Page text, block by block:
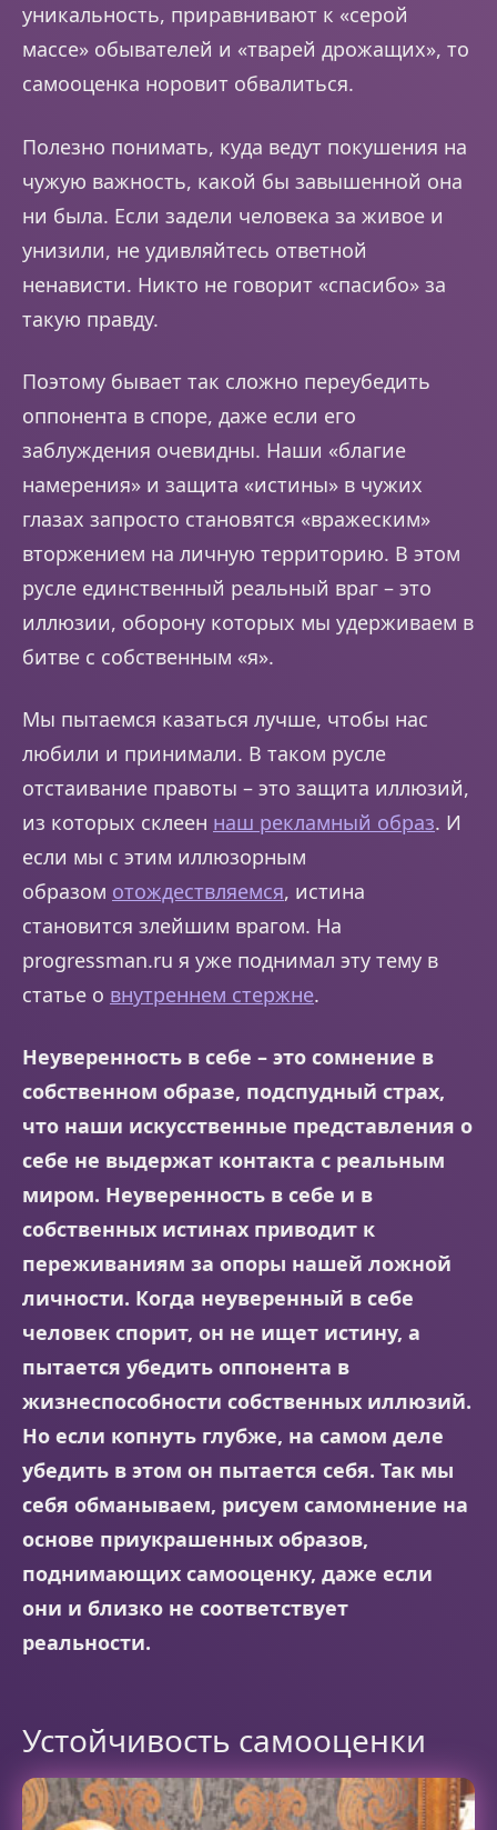
уникальность, приравнивают к «серой
массе» обывателей и «тварей дрожащих», то
самооценка норовит обвалиться.
Полезно понимать, куда ведут покушения на
чужую важность, какой бы завышенной она
ни была. Если задели человека за живое и
унизили, не удивляйтесь ответной
ненависти. Никто не говорит «спасибо» за
такую правду.
Поэтому бывает так сложно переубедить
оппонента в споре, даже если его
заблуждения очевидны. Наши «благие
намерения» и защита «истины» в чужих
глазах запросто становятся «вражеским»
вторжением на личную территорию. В этом
русле единственный реальный враг – это
иллюзии, оборону которых мы удерживаем в
битве с собственным «я».
Мы пытаемся казаться лучше, чтобы нас
любили и принимали. В таком русле
отстаивание правоты – это защита иллюзий,
из которых склеен наш рекламный образ. И
если мы с этим иллюзорным
образом отождествляемся, истина
становится злейшим врагом. На
progressman.ru я уже поднимал эту тему в
статье о внутреннем стержне.
Неуверенность в себе – это сомнение в
собственном образе, подспудный страх,
что наши искусственные представления о
себе не выдержат контакта с реальным
миром. Неуверенность в себе и в
собственных истинах приводит к
переживаниям за опоры нашей ложной
личности. Когда неуверенный в себе
человек спорит, он не ищет истину, а
пытается убедить оппонента в
жизнеспособности собственных иллюзий.
Но если копнуть глубже, на самом деле
убедить в этом он пытается себя. Так мы
себя обманываем, рисуем самомнение на
основе приукрашенных образов,
поднимающих самооценку, даже если
они и близко не соответствует
реальности.
Устойчивость самооценки